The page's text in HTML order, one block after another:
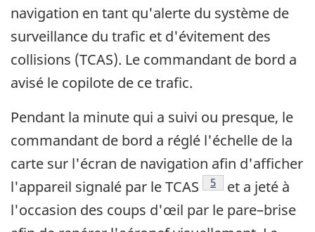
navigation en tant qu'alerte du système de
surveillance du trafic et d'évitement des
collisions (TCAS). Le commandant de bord a
avisé le copilote de ce trafic.
Pendant la minute qui a suivi ou presque, le
commandant de bord a réglé l'échelle de la
carte sur l'écran de navigation afin d'afficher
l'appareil signalé par le TCAS
Footnote
5
et a jeté à
l'occasion des coups d'œil par le pare–brise